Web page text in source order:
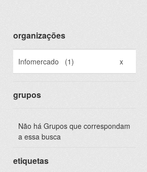
organizações
Infomercado (1) x
grupos
Não há Grupos que correspondam
a essa busca
etiquetas